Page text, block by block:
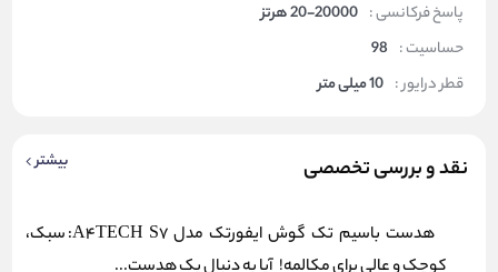
پاسخ فرکانسی : 20-20000 هرتز
حساسیت : 98
قطر درایور : 10 میلی متر
نقد و بررسی تخصصی بیشتر
هدست باسیم تک گوش ایفورتک مدل A4TECH S7: سبک،